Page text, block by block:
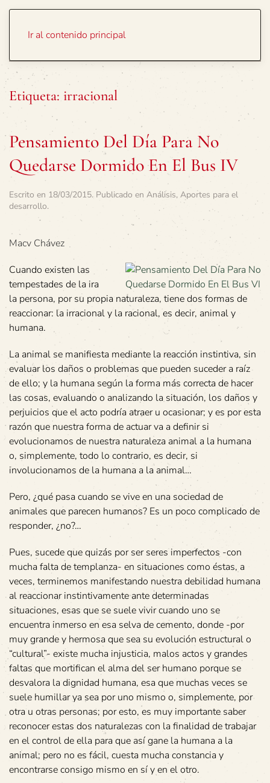
Ir al contenido principal
Etiqueta: irracional
Pensamiento Del Día Para No
Quedarse Dormido En El Bus IV
Escrito en 18/03/2015. Publicado en Análisis, Aportes para el
desarrollo.
Macv Chávez
Cuando existen las
tempestades de la ira
la persona, por su propia naturaleza, tiene dos formas de
reaccionar: la irracional y la racional, es decir, animal y
humana.
La animal se manifiesta mediante la reacción instintiva, sin
evaluar los daños o problemas que pueden suceder a raíz
de ello; y la humana según la forma más correcta de hacer
las cosas, evaluando o analizando la situación, los daños y
perjuicios que el acto podría atraer u ocasionar; y es por esta
razón que nuestra forma de actuar va a definir si
evolucionamos de nuestra naturaleza animal a la humana
o, simplemente, todo lo contrario, es decir, si
involucionamos de la humana a la animal…
Pero, ¿qué pasa cuando se vive en una sociedad de
animales que parecen humanos? Es un poco complicado de
responder, ¿no?…
Pues, sucede que quizás por ser seres imperfectos -con
mucha falta de templanza- en situaciones como éstas, a
veces, terminemos manifestando nuestra debilidad humana
al reaccionar instintivamente ante determinadas
situaciones, esas que se suele vivir cuando uno se
encuentra inmerso en esa selva de cemento, donde -por
muy grande y hermosa que sea su evolución estructural o
“cultural”- existe mucha injusticia, malos actos y grandes
faltas que mortifican el alma del ser humano porque se
desvalora la dignidad humana, esa que muchas veces se
suele humillar ya sea por uno mismo o, simplemente, por
otra u otras personas; por esto, es muy importante saber
reconocer estas dos naturalezas con la finalidad de trabajar
en el control de ella para que así gane la humana a la
animal; pero no es fácil, cuesta mucha constancia y
encontrarse consigo mismo en sí y en el otro.